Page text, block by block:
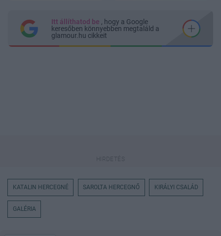
Itt állíthatod be , hogy a Google
keresőben könnyebben megtaláld a
glamour.hu cikkeit
KATALIN HERCEGNÉ SAROLTA HERCEGNŐ KIRÁLYI CSALÁD
GALÉRIA